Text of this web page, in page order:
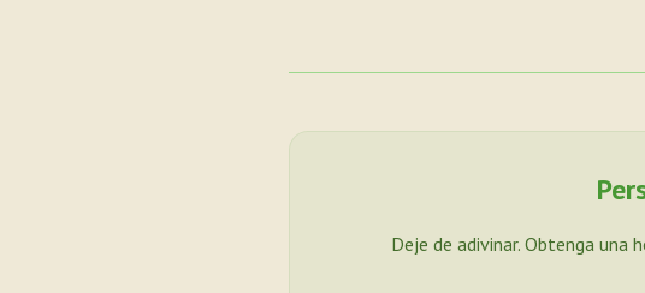
Deje de adivinar. Obtenga una